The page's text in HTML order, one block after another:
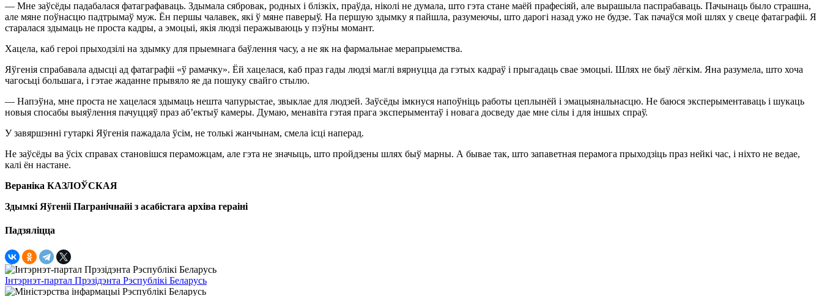
— Мне заўсёды падабалася фатаграфаваць. Здымала сябровак, родных і блізкіх, праўда, ніколі не думала, што гэта стане маёй прафесіяй, але вырашыла паспрабаваць. Пачынаць было страшна,
але мяне поўнасцю падтрымаў муж. Ён першы чалавек, які ў мяне паверыў. На першую здымку я пайшла, разумеючы, што дарогі назад ужо не будзе. Так пачаўся мой шлях у свеце фатаграфіі. Я
старалася здымаць не проста кадры, а эмоцыі, якія людзі перажываюць у пэўны момант.
Хацела, каб героі прыходзілі на здымку для прыемнага баўлення часу, а не як на фармальнае мерапрыемства.
Яўгенія спрабавала адысці ад фатаграфіі «ў рамачку». Ёй хацелася, каб праз гады людзі маглі вярнуцца да гэтых кадраў і прыгадаць свае эмоцыі. Шлях не быў лёгкім. Яна разумела, што хоча
чагосьці большага, і гэтае жаданне прывяло яе да пошуку свайго стылю.
— Напэўна, мне проста не хацелася здымаць нешта чапурыстае, звыклае для людзей. Заўсёды імкнуся напоўніць работы цеплынёй і эмацыянальнасцю. Не баюся эксперыментаваць і шукаць
новыя спосабы выяўлення пачуццяў праз аб’ектыў камеры. Думаю, менавіта гэтая прага эксперыментаў і новага досведу дае мне сілы і для іншых спраў.
У завяршэнні гутаркі Яўгенія пажадала ўсім, не толькі жанчынам, смела ісці наперад.
Не заўсёды ва ўсіх справах становішся пераможцам, але гэта не значыць, што пройдзены шлях быў марны. А бывае так, што запаветная перамога прыходзіць праз нейкі час, і ніхто не ведае,
калі ён настане.
Вераніка КАЗЛОЎСКАЯ
Здымкі Яўгеніі Пагранічнайі з асабістага архіва гераіні
Падзяліцца
Інтэрнэт-партал Прэзідэнта Рэспублікі Беларусь